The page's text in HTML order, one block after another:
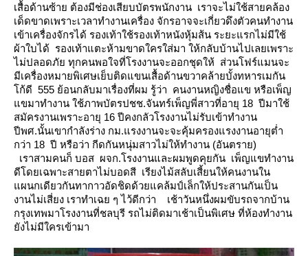
เสื้อด้านซ้าย ต้องมีช่องเสียบบัตรพนักงาน เราจะไม่ใช้สายคล้อง
เด็ดขาดเพราะเวลาทำงานเครื่อง จักรอาจจะเกี่ยวดึงตัวคนทำงาน
เข้าเครื่องจักรได้ รองเท้าใช้รองเท้าหนังหุ้มส้น ระยะแรกไม่มีใช้
ผ้าใบได้ รองเท้าแตะห้ามขาดใครใส่มา ให้กลับบ้านไปเลยเพราะ
ไม่ปลอดภั ทุกคนพอใจที่โรงงานจะออกชุดให้ ส่วนโฟร์แมนจะ
มีเครื่องหมายพิเศษเย็บติดแขนเสื้อด้านขวาคล้ายบั้งทหารเมกัน
ก้ดี 555 ้อนกลับมาเรื่องที่ผม รู้ว่า คนงานหญิงชื่อแข หรือเพ็ญ
ขมาทำงาน ใช้ภาพบัตรปชช.จันทร์เพ็ญพี่สาวที่อายุ 18 ปีมาใช้
สมัครงานเพราะอายุ 16 ปีคงกลัวโรงงานไม่รับเข้าทำงาน
ปีพศ.นั้นเขากำลังร่าง กม.แรงงานจะจะคุ้มครองแรงงานอายุต่ำ
กว่า 18 ปี หรือว่า กีดกันหนุ่มสาวไม่ให้ทำงาน (อันตราย)
เราสามคนก็ บอส ผจก.โรงงานและผมพูดคุยกัน เพ็ญแขทำงาน
ดีโดยเฉพาะสายตาไม่บอดสี เรียงไม้สลับเสี้ยนให้คนงานใน
ผนกเดียวกันทากาวอัดชิดด้วยแคล้มป์เล็กให้ประสานกันเป็น
งานไม่เสี่ยง เราทำเฉย ๆ ไว้ดีกว่า
เช้าวันหนึ่งผมขับรถจากบ้าน
กรุงเทพมาโรงงานที่ชลบุรี รถไม่ติดมาเช้าเป็นพิเศษ ที่ห้องทำงาน
ังไม่มีใครเข้ามา